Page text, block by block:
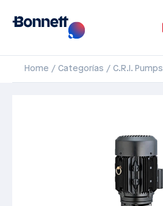
Home Categorías C.R.I. Pumps